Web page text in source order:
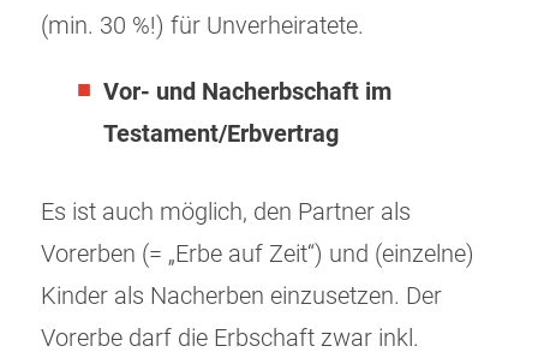
(min. 30 %!) für Unverheiratete.
Vor- und Nacherbschaft im
Testament/Erbvertrag
Es ist auch möglich, den Partner als
Vorerben (= „Erbe auf Zeit“) und (einzelne)
Kinder als Nacherben einzusetzen. Der
Vorerbe darf die Erbschaft zwar inkl.